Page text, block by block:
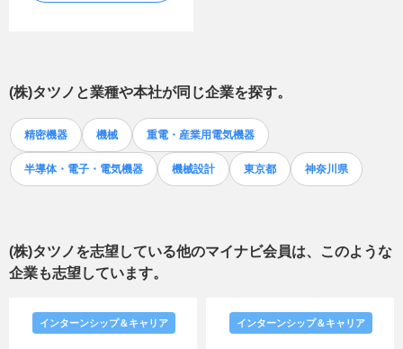
(株)タツノ と業種や本社が同じ企業を探す。
精密機器 機械 重電・産業用電気機器
半導体・電子・電気機器 機械設計 東京都 神奈川県
(株)タツノを志望している他のマイナビ会員は、このような
企業も志望しています。
インターンシップ＆キャリア インターンシップ＆キャリア